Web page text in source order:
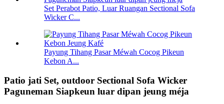
Set Perabot Patio, Luar Ruangan Sectional Sofa
Wicker C...
Payung Tihang Pasar Méwah Cocog Pikeun
Kebon A...
Patio jati Set, outdoor Sectional Sofa Wicker
Paguneman Siapkeun luar dipan jeung méja